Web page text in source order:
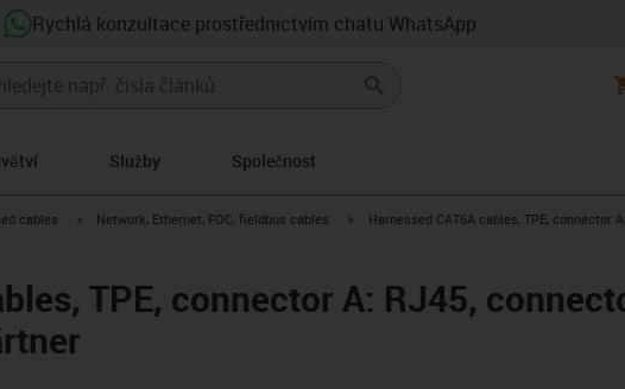
Rychlá konzultace prostřednictvím chatu WhatsApp
Služby Společnost
right
cables igus-icon-arrow-right
Network, Ethernet, FOC, fieldbus cables igus-icon-arrow-right
Harnessed CAT6A cables, TPE, connector
TPE, connector A: RJ45,